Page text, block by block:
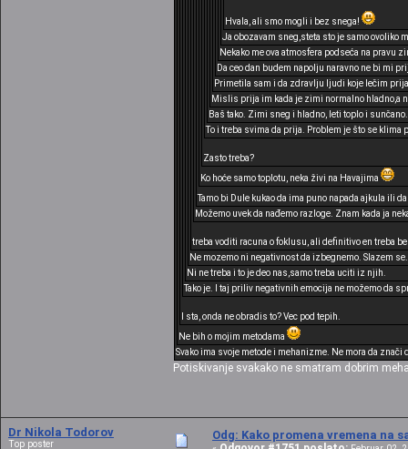
Hvala, ali smo mogli i bez snega!
Ja obozavam sneg,steta sto je samo ovoliko
Nekako me ova atmosfera podseća na pravu
Da ceo dan budem napolju naravno ne bi mi
Primetila sam i da zdravlju ljudi koje lečim
Mislis prija im kada je zimi normalno hladno,a
Baš tako. Zimi sneg i hladno, leti toplo i sunčano.
To i treba svima da prija. Problem je što se klima
Zasto treba?
Ko hoće samo toplotu, neka živi na Havajima
Tamo bi Dule kukao da ima puno napada ajkula ili
Možemo uvek da nađemo razloge. Znam kada ja
treba voditi racuna o foklusu, ali definitivo en treba
Ne mozemo ni negativnost da izbegnemo. Slazem se.
Ni ne treba i to je deo nas,samo treba uciti iz njih.
Tako je. I taj priliv negativnih emocija ne možemo da
I sta, onda ne obradis to? Vec pod tepih.
Ne bih o mojim metodama
Svako ima svoje metode i mehanizme. Ne mora da
Potiskivanje svakako ne smatram dobrim
Dr Nikola Todorov
Top poster
Odg: Kako promena vremena na